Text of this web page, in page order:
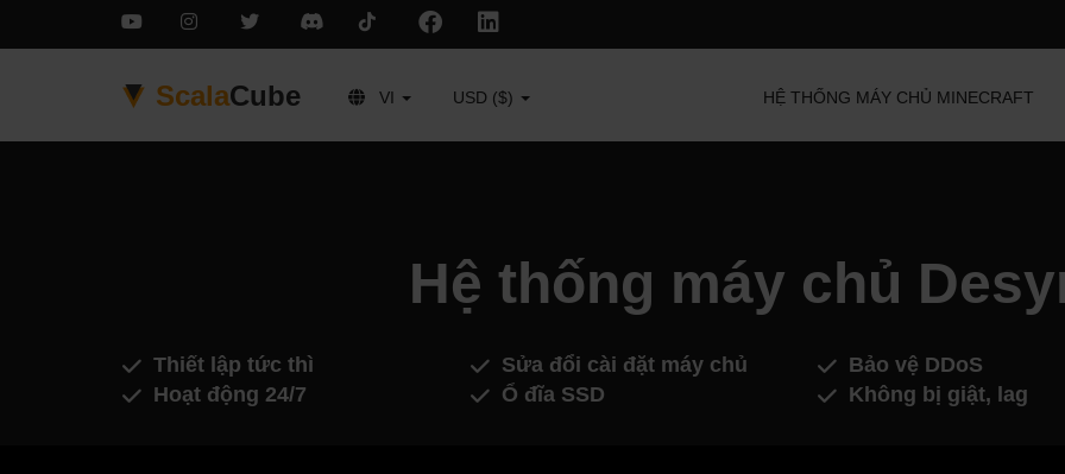
ScalaCube VI USD ($) HỆ THỐNG MÁY CHỦ MINECRAFT
Hệ thống máy chủ
Thiết lập tức thì
Hoạt động 24/7
Sửa đổi cài đặt máy chủ
Ổ đĩa SSD
Bảo vệ DDoS
Không bị giật, lag